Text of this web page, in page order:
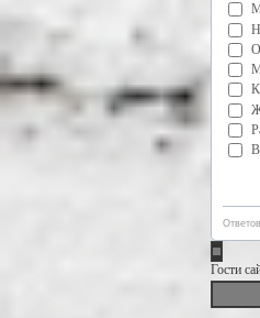
Гости